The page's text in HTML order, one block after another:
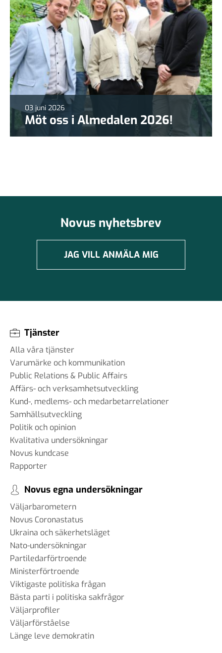
03 juni 2026
Möt oss i Almedalen 2026!
Novus nyhetsbrev
JAG VILL ANMÄLA MIG
Tjänster
Alla våra tjänster
Varumärke och kommunikation
Public Relations & Public Affairs
Affärs- och verksamhetsutveckling
Kund-, medlems- och medarbetarrelationer
Samhällsutveckling
Politik och opinion
Kvalitativa undersökningar
Novus kundcase
Rapporter
Novus egna undersökningar
Väljarbarometern
Novus Coronastatus
Ukraina och säkerhetsläget
Nato-undersökningar
Partiledarförtroende
Ministerförtroende
Viktigaste politiska frågan
Bästa parti i politiska sakfrågor
Väljarprofiler
Väljarförståelse
Länge leve demokratin